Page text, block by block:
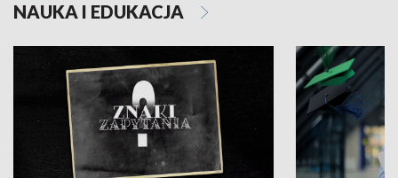
NAUKA I EDUKACJA